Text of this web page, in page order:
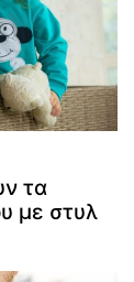
τα
με στυλ